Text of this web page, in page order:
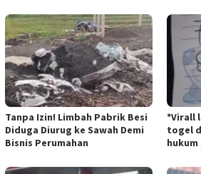
28 mei 2025
Tanpa Izin! Limbah Pabrik Besi
Diduga Diurug ke Sawah Demi
Bisnis Perumahan
*Virall
togel